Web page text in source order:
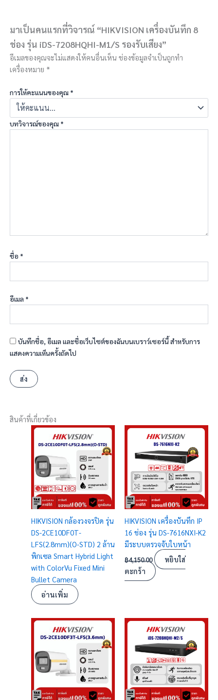
มาเป็นคนแรกที่วิจารณ์ “HIKVISION เครื่องบันทึก 8
ช่อง รุ่น iDS-7208HQHI-M1/S รองรับเสียง”
อีเมลของคุณจะไม่แสดงให้คนอื่นเห็น ช่องข้อมูลจำเป็นถูกทำ
เครื่องหมาย *
การให้คะแนนของคุณ *
บทวิจารณ์ของคุณ *
ชื่อ *
อีเมล *
บันทึกชื่อ, อีเมล และชื่อเว็บไซต์ของฉันบนเบราว์เซอร์นี้ สำหรับการ
แสดงความเห็นครั้งถัดไป
สินค้าที่เกี่ยวข้อง
HIKVISION กล้องวงจรปิด รุ่น
DS-2CE10DF0T-
LFS(2.8mm)(O-STD) 2 ล้าน
พิกเซล Smart Hybrid Light
with ColorVu Fixed Mini
Bullet Camera
อ่านเพิ่ม
HIKVISION เครื่องบันทึก IP
16 ช่อง รุ่น DS-7616NXI-K2
มีระบบตรวจจับใบหน้า
฿4,150.00
หยิบใส่
ตะกร้า